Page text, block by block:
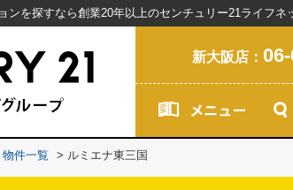
新大阪店：
物件一覧 > ルミエナ東三国